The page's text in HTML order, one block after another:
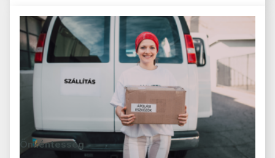
Önkéntesség